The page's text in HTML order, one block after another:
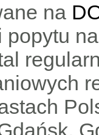
na
popytu